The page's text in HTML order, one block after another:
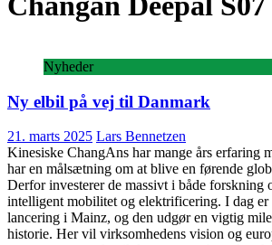
Nyheder
Ny elbil på vej til Danmark
21. marts 2025 Lars Bennetzen
Kinesiske ChangAns har mange års erfaring
har en målsætning om at blive en førende
Derfor investerer de massivt i både forskning
intelligent mobilitet og elektrificering. I dag
lancering i Mainz, og den udgør en vigtig
historie. Her vil virksomhedens vision og